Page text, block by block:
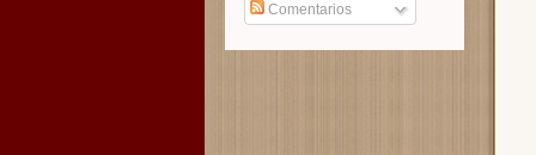
Comentarios